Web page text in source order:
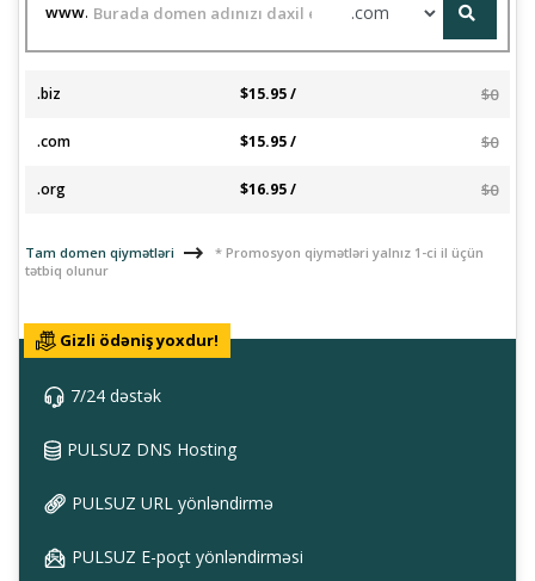
www.
.biz $15.95 / $0
.com $15.95 / $0
.org $16.95 / $0
Tam domen qiymətləri
* Promosyon qiymətləri yalnız 1-ci il üçün
tətbiq olunur
Gizli ödəniş yoxdur!
7/24 dəstək
PULSUZ DNS Hosting
PULSUZ URL yönləndirmə
PULSUZ E-poçt yönləndirməsi